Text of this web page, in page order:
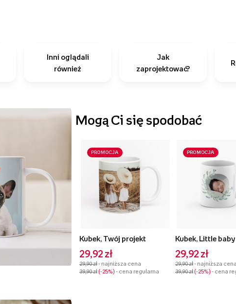
Inni oglądali
również
Jak
zaprojektować?
Mogą Ci się spodobać
PROMOCJA
Kubek, Twój projekt
29,92 zł
29,90 zł- najniższa cena
39,90 zł -25% - cena regularna
PROMOCJA
Kubek, Little baby
29,92 zł
29,90 zł- najniższa cena
39,90 zł -25% - cena